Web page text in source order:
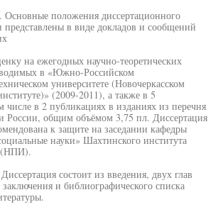
Основные положения диссертационного
представлены в виде докладов и сообщений
на ежегодных научно-теоретических
в «Южно-Российском
университете (Новочеркасском
(2009-2011), а также в 5
числе в 2 публикациях в изданиях из перечня
общим объёмом 3,75 пл. Диссертация
к защите на заседании кафедры
науки» Шахтинского института
состоит из введения, двух глав
и библиографического списка